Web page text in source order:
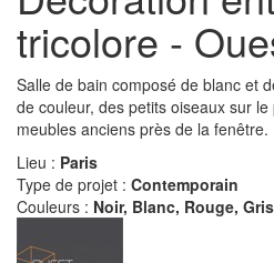
tricolore -
Salle de bain composé de blanc et
de couleur, des petits oiseaux sur
meubles anciens près de la fenêtre.
Lieu : Paris
Type de projet : Contemporain
Couleurs : Noir, Blanc, Rouge,